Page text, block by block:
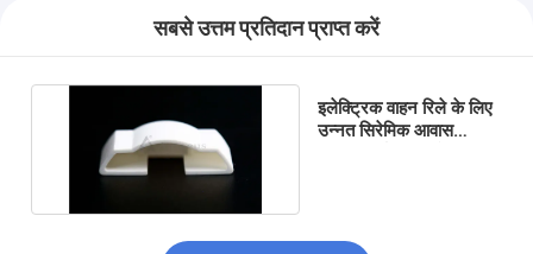
सबसे उत्तम प्रतिदान प्राप्त करें
इलेक्ट्रिक वाहन रिले के लिए
उन्नत सिरेमिक आवास